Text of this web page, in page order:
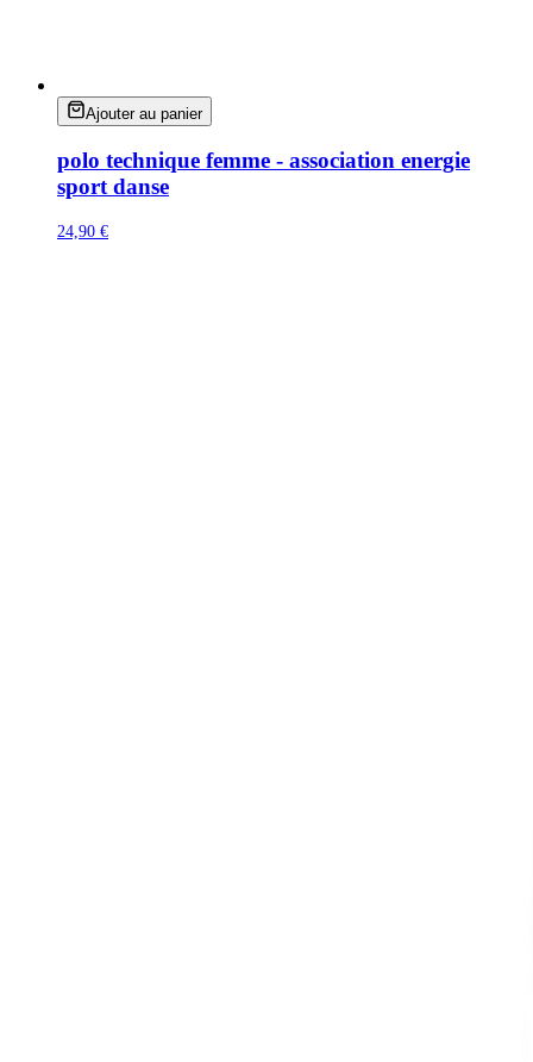
Ajouter au panier
polo technique femme - association energie
sport danse
24,90 €